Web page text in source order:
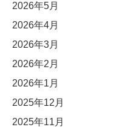
2026年5月
2026年4月
2026年3月
2026年2月
2026年1月
2025年12月
2025年11月